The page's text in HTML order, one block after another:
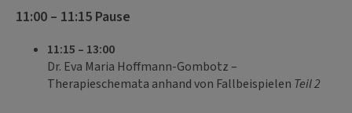
11:00 – 11:15 Pause
11:15 – 13:00
Dr. Eva Maria Hoffmann-Gombotz –
Therapieschemata anhand von Fallbeispielen Teil 2